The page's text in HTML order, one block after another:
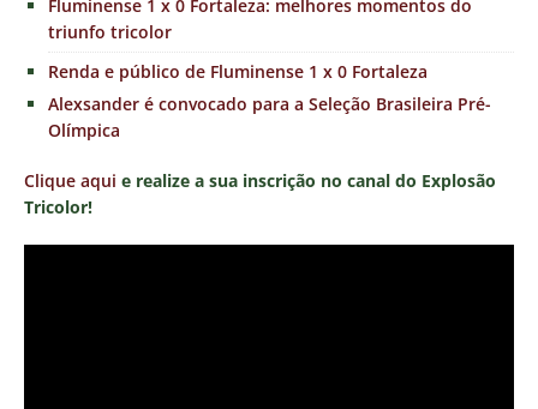
Fluminense 1 x 0 Fortaleza: melhores momentos do
triunfo tricolor
Renda e público de Fluminense 1 x 0 Fortaleza
Alexsander é convocado para a Seleção Brasileira Pré-
Olímpica
Clique aqui e realize a sua inscrição no canal do Explosão
Tricolor!